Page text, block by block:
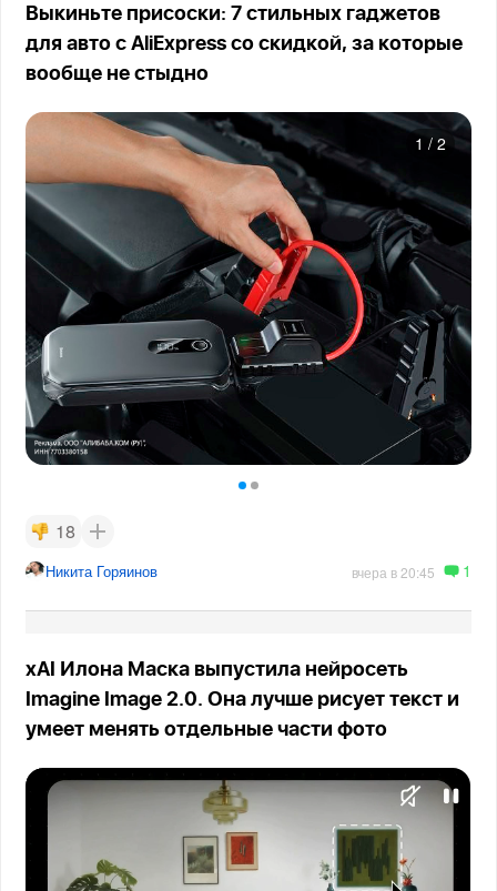
Выкиньте присоски: 7 стильных гаджетов
для авто с AliExpress со скидкой, за которые
вообще не стыдно
1 / 2
18
Никита Горяинов вчера в 20:45 1
xAI Илона Маска выпустила нейросеть
Imagine Image 2.0. Она лучше рисует текст и
умеет менять отдельные части фото